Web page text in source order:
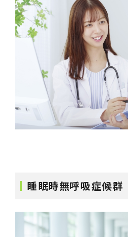
睡眠時無呼吸症候群